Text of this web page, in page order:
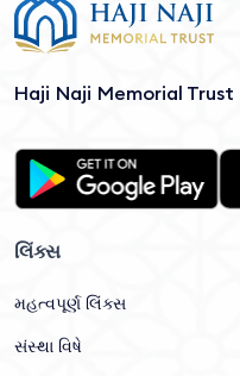
Haji Naji Memorial Trust
લિંક્સ
મહત્વપૂર્ણ લિંક્સ
સંસ્થા વિષે